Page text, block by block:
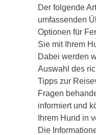
Der folgende
umfassenden
Optionen für
Sie mit Ihrem
Dabei werden
Auswahl des
Tipps zur
Fragen
informiert und
Ihrem Hund in
Die